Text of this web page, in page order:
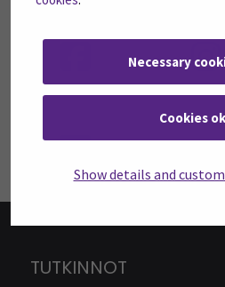
Necessary
Cookies
Show details and
Seuraa meitä
TUTKINNOT